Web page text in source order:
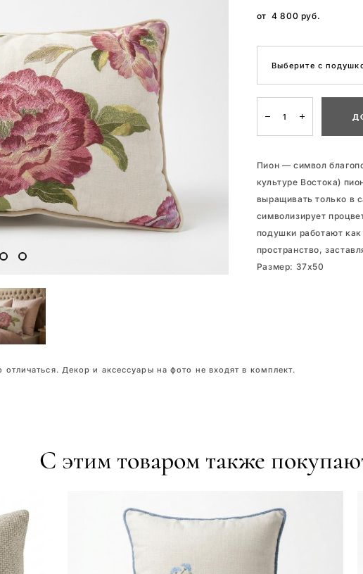
от 4 800 pуб.
Выберите с
Пион — символ
культуре Востока)
выращивать только в
символизирует
подушки работают
пространство,
Размер: 37x50
Декор и аксессуары на фото не входят в комплект.
С этим товаром также